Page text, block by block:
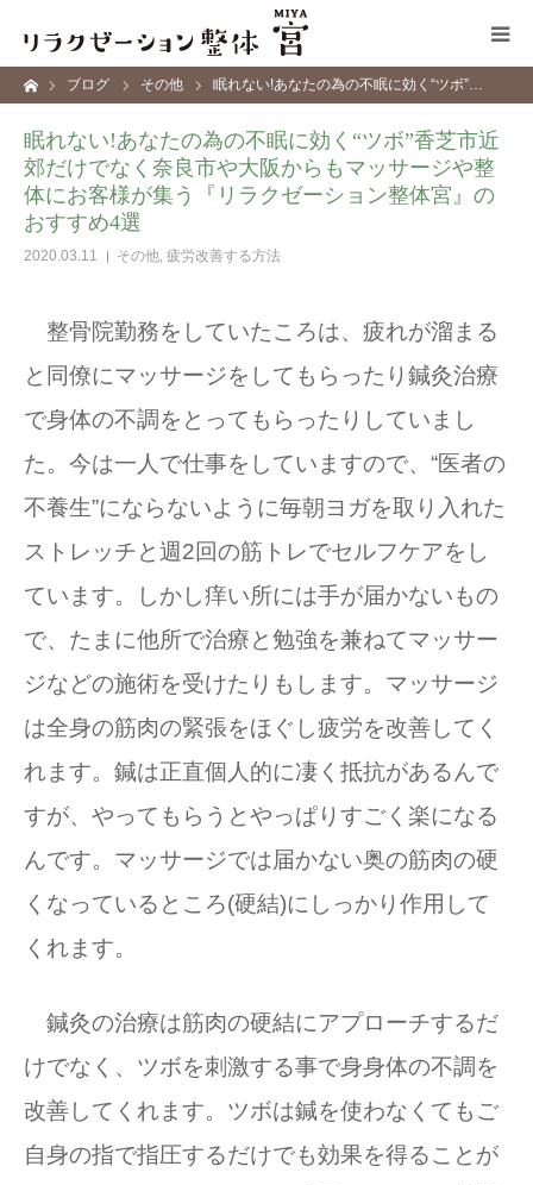
ブログ その他 眠れない!あなたの為の不眠に効く“ツボ”…
眠れない!あなたの為の不眠に効く“ツボ”香芝市近
郊だけでなく奈良市や大阪からもマッサージや整
体にお客様が集う『リラクゼーション整体宮』の
おすすめ4選
2020.03.11 その他, 疲労改善する方法
整骨院勤務をしていたころは、疲れが溜まる
と同僚にマッサージをしてもらったり鍼灸治療
で身体の不調をとってもらったりしていまし
た。今は一人で仕事をしていますので、“医者の
不養生”にならないように毎朝ヨガを取り入れた
ストレッチと週2回の筋トレでセルフケアをし
ています。しかし痒い所には手が届かないもの
で、たまに他所で治療と勉強を兼ねてマッサー
ジなどの施術を受けたりもします。マッサージ
は全身の筋肉の緊張をほぐし疲労を改善してく
れます。鍼は正直個人的に凄く抵抗があるんで
すが、やってもらうとやっぱりすごく楽になる
んです。マッサージでは届かない奥の筋肉の硬
くなっているところ(硬結)にしっかり作用して
くれます。
鍼灸の治療は筋肉の硬結にアプローチするだ
けでなく、ツボを刺激する事で身身体の不調を
改善してくれます。ツボは鍼を使わなくてもご
自身の指で指圧するだけでも効果を得ることが
コンセプト
施術メニュー
サロン情報
お問い合わせ